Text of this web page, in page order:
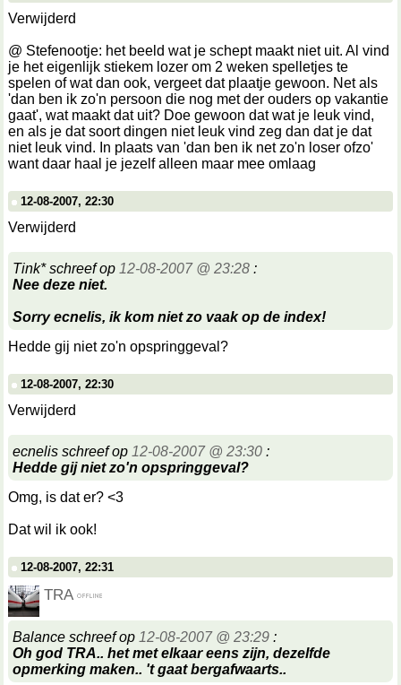
Verwijderd
@ Stefenootje: het beeld wat je schept maakt niet uit. Al vind
je het eigenlijk stiekem lozer om 2 weken spelletjes te
spelen of wat dan ook, vergeet dat plaatje gewoon. Net als
'dan ben ik zo'n persoon die nog met der ouders op vakantie
gaat', wat maakt dat uit? Doe gewoon dat wat je leuk vind,
en als je dat soort dingen niet leuk vind zeg dan dat je dat
niet leuk vind. In plaats van 'dan ben ik net zo'n loser ofzo'
want daar haal je jezelf alleen maar mee omlaag
12-08-2007, 22:30
Verwijderd
Tink* schreef op 12-08-2007 @ 23:28 :
Nee deze niet.
Sorry ecnelis, ik kom niet zo vaak op de index!
Hedde gij niet zo'n opspringgeval?
12-08-2007, 22:30
Verwijderd
ecnelis schreef op 12-08-2007 @ 23:30 :
Hedde gij niet zo'n opspringgeval?
Omg, is dat er? <3
Dat wil ik ook!
12-08-2007, 22:31
TRA
Balance schreef op 12-08-2007 @ 23:29 :
Oh god TRA.. het met elkaar eens zijn, dezelfde
opmerking maken.. 't gaat bergafwaarts..